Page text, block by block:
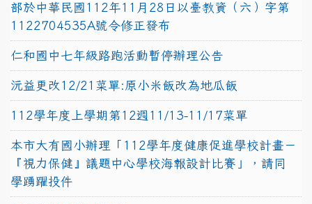
部於中華民國112年11月28日以臺教資（六）字第
1122704535A號令修正發布
仁和國中七年級路跑活動暫停辦理公告
沅益更改12/21菜單:原小米飯改為地瓜飯
112學年度上學期第12週11/13-11/17菜單
本市大有國小辦理「112學年度健康促進學校計畫－
『視力保健』議題中心學校海報設計比賽」，請同
學踴躍投件